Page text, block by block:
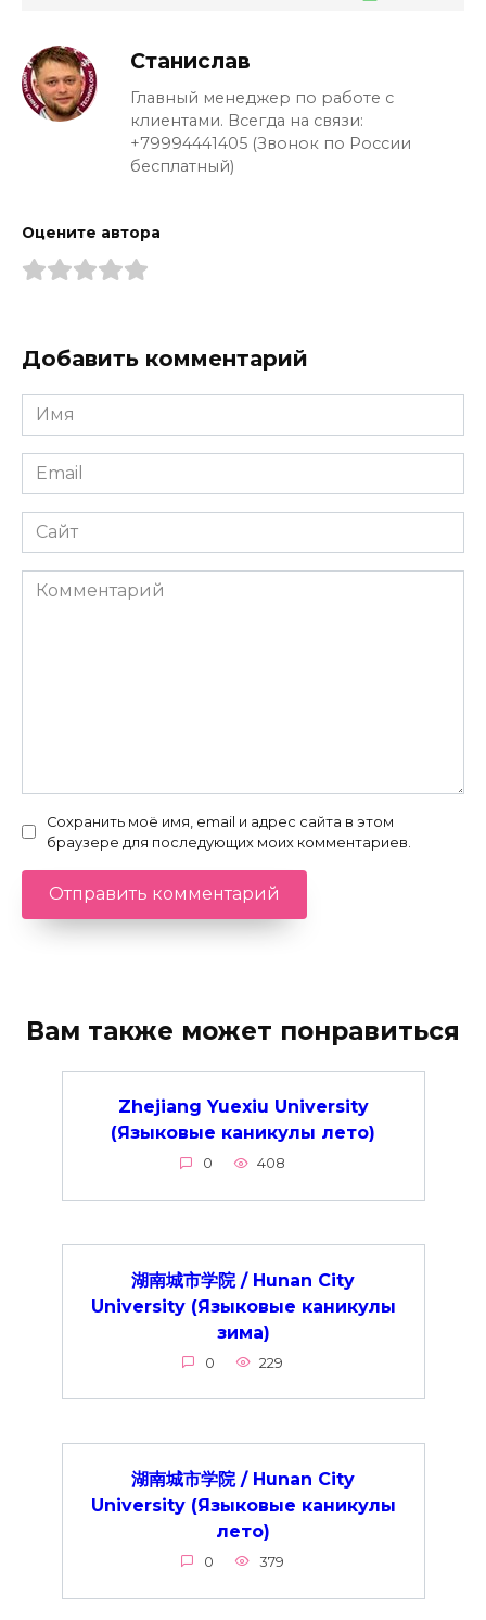
Станислав
Главный менеджер по работе с
клиентами. Всегда на связи:
+79994441405 (Звонок по России
бесплатный)
Оцените автора
Добавить комментарий
Имя
*
Email
*
Сайт
Комментарий
Сохранить моё имя, email и адрес сайта в этом
браузере для последующих моих комментариев.
Вам также может понравиться
Zhejiang Yuexiu University
(Языковые каникулы лето)
0 408
湖南城市学院 / Hunan City
University (Языковые каникулы
зима)
0 229
湖南城市学院 / Hunan City
University (Языковые каникулы
лето)
0 379